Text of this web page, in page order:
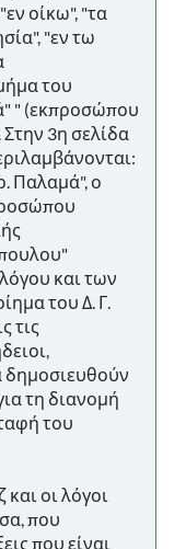
οίκω", "τα
"εν τω
του
" (εκπροσώπου
3η σελίδα
Παλαμά", ο
και των
του Δ. Γ.
τις
δημοσιευθούν
τη διανομή
του
οι λόγοι
που
που είναι